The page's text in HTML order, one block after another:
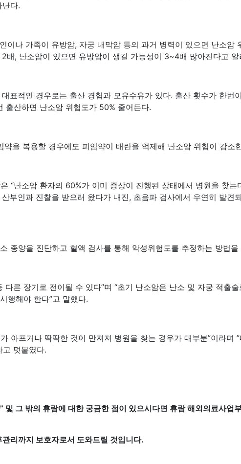
다.
이나 가족이 유방암, 자궁 내막암 등의 과거 병력이 있으면 난소암
배, 난소암이 있으면 유방암이 생길 가능성이 3~4배 많아진다고 알
표적인 경우로는 출산 경험과 모유수유가 있다. 출산 횟수가 한번
출산하면 난소암 위험도가 50% 줄어든다.
을 복용할 경우에도 피임약이 배란을 억제해 난소암 위험이 감소
“난소암 환자의 60%가 이미 증상이 진행된 상태에서 병원을 찾는
부인과 진찰을 받으러 왔다가 내진, 초음파 검사에서 우연히 발견
종양을 진단하고 혈액 검사를 통해 악성위험도를 추정하는 방법을
른 장기로 전이될 수 있다”며 “초기 난소암은 난소 및 자궁 적출
행해야 한다”고 말했다.
아프거나 딱딱한 것이 만져져 병원을 찾는 경우가 대부분”이라며
고 덧붙였다.
” 및 그 밖의 휴람에 대한 궁금한 점이 있으시다면 휴람 해외의료사업
리까지 보호자로서 도와드릴 것입니다.